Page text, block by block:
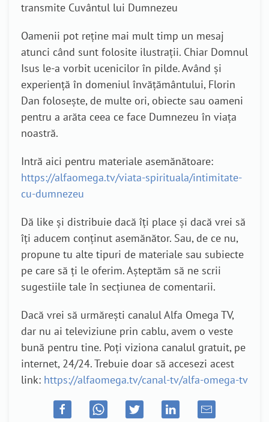
transmite Cuvântul lui Dumnezeu
Oamenii pot reține mai mult timp un mesaj
atunci când sunt folosite ilustrații. Chiar Domnul
Isus le-a vorbit ucenicilor în pilde. Având și
experiență în domeniul învățământului, Florin
Dan folosește, de multe ori, obiecte sau oameni
pentru a arăta ceea ce face Dumnezeu în viața
noastră.
Intră aici pentru materiale asemănătoare:
https://alfaomega.tv/viata-spirituala/intimitate-
cu-dumnezeu
Dă like și distribuie dacă îți place și dacă vrei să
îți aducem conținut asemănător. Sau, de ce nu,
propune tu alte tipuri de materiale sau subiecte
pe care să ți le oferim. Așteptăm să ne scrii
sugestiile tale în secțiunea de comentarii.
Dacă vrei să urmărești canalul Alfa Omega TV,
dar nu ai televiziune prin cablu, avem o veste
bună pentru tine. Poți viziona canalul gratuit, pe
internet, 24/24. Trebuie doar să accesezi acest
link: https://alfaomega.tv/canal-tv/alfa-omega-tv